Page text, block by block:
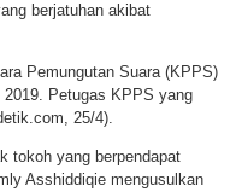
berjatuhan akibat
Pemungutan Suara (KPPS)
Petugas KPPS yang
25/4).
tokoh yang berpendapat
Asshiddiqie mengusulkan